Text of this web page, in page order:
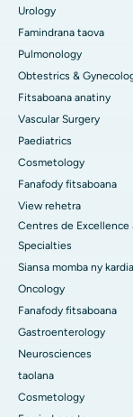
Urology
Famindrana taova
Pulmonology
Obtestrics &
Fitsaboana anatiny
Vascular Surgery
Paediatrics
Cosmetology
Fanafody fitsaboana
View rehetra
Centres de Excellence
Specialties
Siansa momba ny kardia
Oncology
Fanafody fitsaboana
Gastroenterology
Neurosciences
taolana
Cosmetology